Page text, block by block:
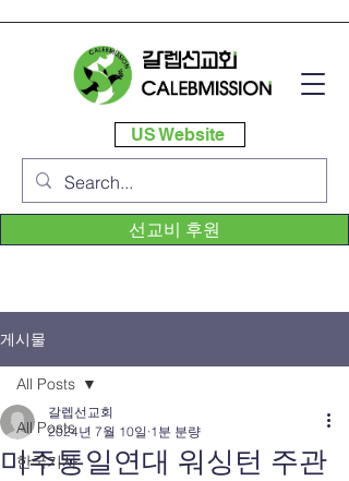
US Website
선교비 후원
게시물
All Posts
한국기사
All Posts
미주통일연대 워싱턴 주관
갈렙선교회
2024년 7월 10일 1분 분량